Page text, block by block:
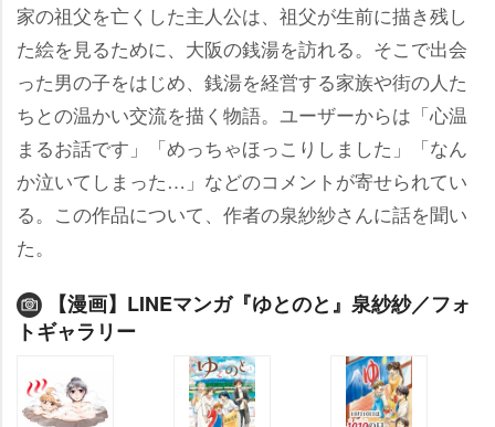
家の祖父を亡くした主人公は、祖父が生前に描き残し
た絵を見るために、大阪の銭湯を訪れる。そこで出会
った男の子をはじめ、銭湯を経営する家族や街の人た
ちとの温かい交流を描く物語。ユーザーからは「心温
まるお話です」「めっちゃほっこりしました」「なん
か泣いてしまった…」などのコメントが寄せられてい
る。この作品について、作者の泉紗紗さんに話を聞い
た。
【漫画】LINEマンガ『ゆとのと』泉紗紗／フォ
トギャラリー